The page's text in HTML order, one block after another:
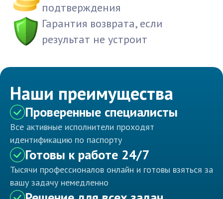
подтверждения
Гарантия возврата, если
результат не устроит
Наши преимущества
Проверенные специалисты
Все активные исполнители проходят
идентификацию по паспорту
Готовы к работе 24/7
Тысячи профессионалов онлайн и готовы взяться за
вашу задачу немедленно